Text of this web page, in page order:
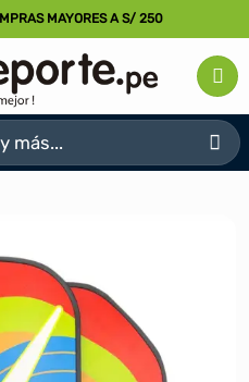
MAYORES A S/ 250